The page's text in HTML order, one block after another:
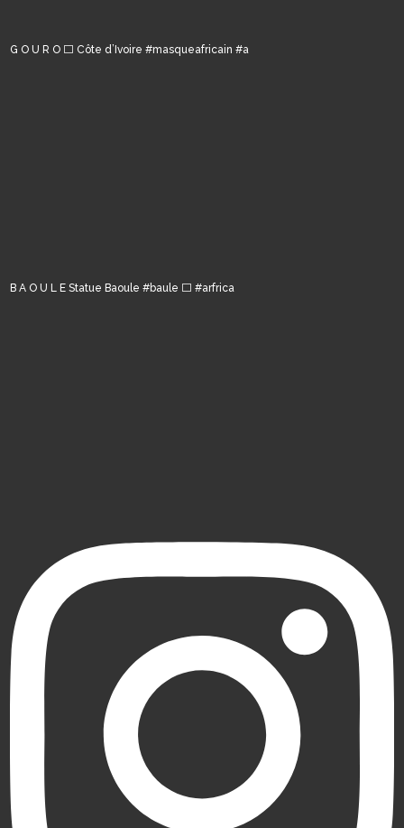
G O U R O ⬜️ Côte d’Ivoire #masqueafricain #a
B A O U L E Statue Baoule #baule ⬜️ #arfrica